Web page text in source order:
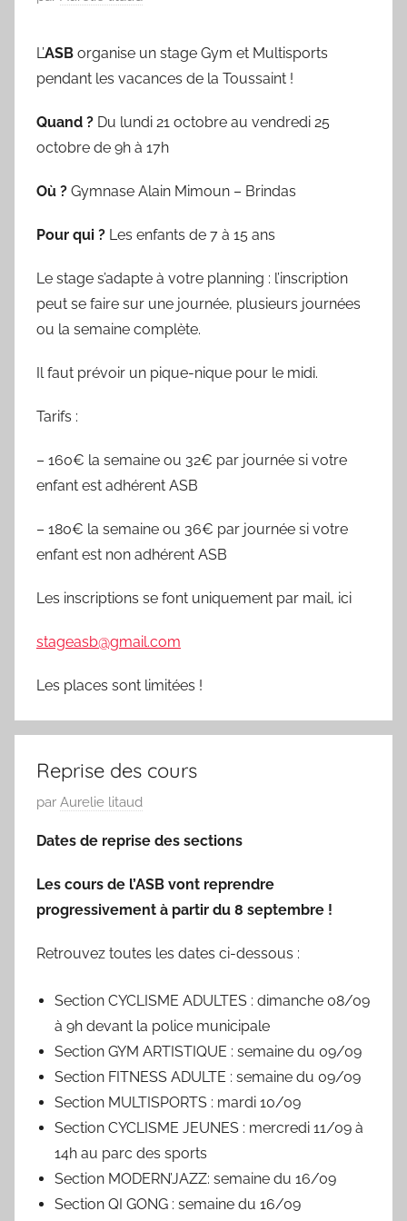
b
i
é
0
/
3
/
1
6
L’ASB organise un stage Gym et Multisports
pendant les vacances de la Toussaint !
Quand ? Du lundi 21 octobre au vendredi 25
octobre de 9h à 17h
Où ? Gymnase Alain Mimoun – Brindas
Pour qui ? Les enfants de 7 à 15 ans
Le stage s’adapte à votre planning : l’inscription
peut se faire sur une journée, plusieurs journées
ou la semaine complète.
Il faut prévoir un pique-nique pour le midi.
Tarifs :
– 160€ la semaine ou 32€ par journée si votre
enfant est adhérent ASB
– 180€ la semaine ou 36€ par journée si votre
enfant est non adhérent ASB
Les inscriptions se font uniquement par mail, ici
stageasb@gmail.com
Les places sont limitées !
Reprise des cours
P
b
é
l
/
1
6
9
par Aurelie litaud
Dates de reprise des sections
Les cours de l’ASB vont reprendre
progressivement à partir du 8 septembre !
Retrouvez toutes les dates ci-dessous :
Section CYCLISME ADULTES : dimanche 08/09
à 9h devant la police municipale
Section GYM ARTISTIQUE : semaine du 09/09
Section FITNESS ADULTE : semaine du 09/09
Section MULTISPORTS : mardi 10/09
Section CYCLISME JEUNES : mercredi 11/09 à
14h au parc des sports
Section MODERN’JAZZ: semaine du 16/09
Section QI GONG : semaine du 16/09